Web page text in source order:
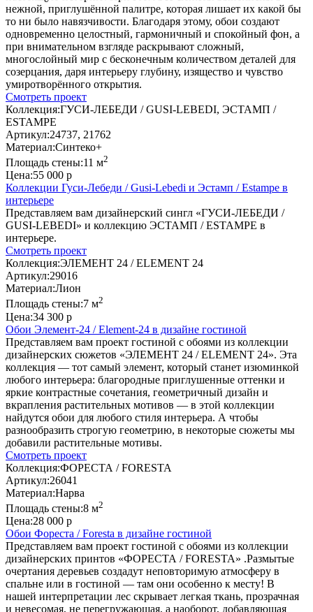
нежной, приглушённой палитре, которая лишает их какой бы
то ни было навязчивости. Благодаря этому, обои создают
одновременно целостный, гармоничный и спокойный фон, а
при внимательном взгляде раскрывают сложный,
многослойный мир с бесконечным количеством деталей для
созерцания, даря интерьеру глубину, изящество и чувство
умиротворённого открытия.
Смотреть проект
Коллекция:ГУСИ-ЛЕБЕДИ / GUSI-LEBEDI, ЭСТАМП /
ESTAMPE
Артикул:24737, 21762
Материал:Синтеко+
Площадь стены:11 м2
Цена:55 000 р
Коллекции Гуси-Лебеди / Gusi-Lebedi и Эстамп / Estampe в
интерьере
Представляем вам дизайнерский сингл «ГУСИ-ЛЕБЕДИ /
GUSI-LEBEDI» и коллекцию ЭСТАМП / ESTAMPE в
интерьере.
Смотреть проект
Коллекция:ЭЛЕМЕНТ 24 / ELEMENT 24
Артикул:29016
Материал:Лион
Площадь стены:7 м2
Цена:34 300 р
Обои Элемент-24 / Element-24 в дизайне гостиной
Представляем вам проект гостиной с обоями из коллекции
дизайнерских сюжетов «ЭЛЕМЕНТ 24 / ELEMENT 24». Эта
коллекция — тот самый элемент, который станет изюминкой
любого интерьера: благородные приглушенные оттенки и
яркие контрастные сочетания, геометричный дизайн и
вкрапления растительных мотивов — в этой коллекции
найдутся обои для любого стиля интерьера. А чтобы
разнообразить строгую геометрию, в некоторые сюжеты мы
добавили растительные мотивы.
Смотреть проект
Коллекция:ФОРЕСТА / FORESTA
Артикул:26041
Материал:Нарва
Площадь стены:8 м2
Цена:28 000 р
Обои Фореста / Foresta в дизайне гостиной
Представляем вам проект гостиной с обоями из коллекции
дизайнерских принтов «ФОРЕСТА / FORESTA» .Размытые
очертания деревьев создадут неповторимую атмосферу в
спальне или в гостиной — там они особенно к месту! В
нашей интерпретации лес скрывает легкая ткань, прозрачная
и невесомая, не перегружающая, а наоборот, добавляющая